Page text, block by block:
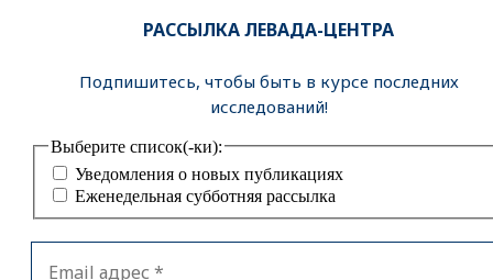
РАССЫЛКА ЛЕВАДА-ЦЕНТРА
Подпишитесь, чтобы быть в курсе последних
исследований!
Выберите список(-ки):
Уведомления о новых публикациях
Еженедельная субботняя рассылка